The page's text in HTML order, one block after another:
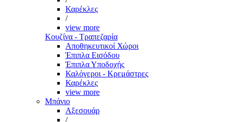
Καρέκλες
/
view more
Κουζίνα - Τραπεζαρία
Αποθηκευτικοί Χώροι
Έπιπλα Εισόδου
Έπιπλα Υποδοχής
Καλόγεροι - Κρεμάστρες
Καρέκλες
view more
Μπάνιο
Αξεσουάρ
/